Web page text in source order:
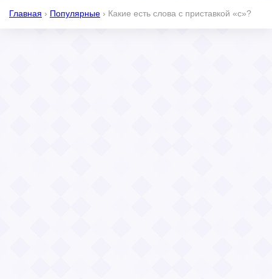
Главная › Популярные › Какие есть слова с приставкой «с»?